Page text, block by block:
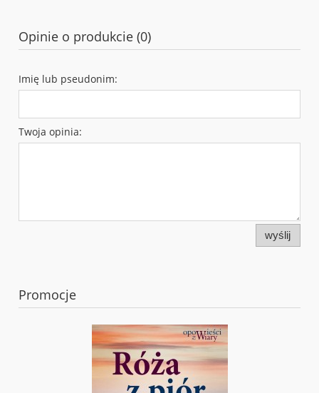
Opinie o produkcie (0)
Imię lub pseudonim:
Twoja opinia:
wyślij
Promocje